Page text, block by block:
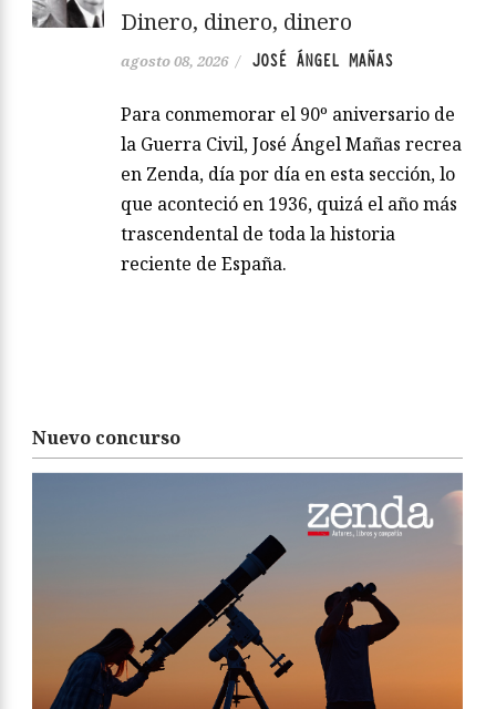
Dinero, dinero, dinero
agosto 08, 2026 / JOSÉ ÁNGEL MAÑAS
Para conmemorar el 90º aniversario de
la Guerra Civil, José Ángel Mañas recrea
en Zenda, día por día en esta sección, lo
que aconteció en 1936, quizá el año más
trascendental de toda la historia
reciente de España.
Nuevo concurso